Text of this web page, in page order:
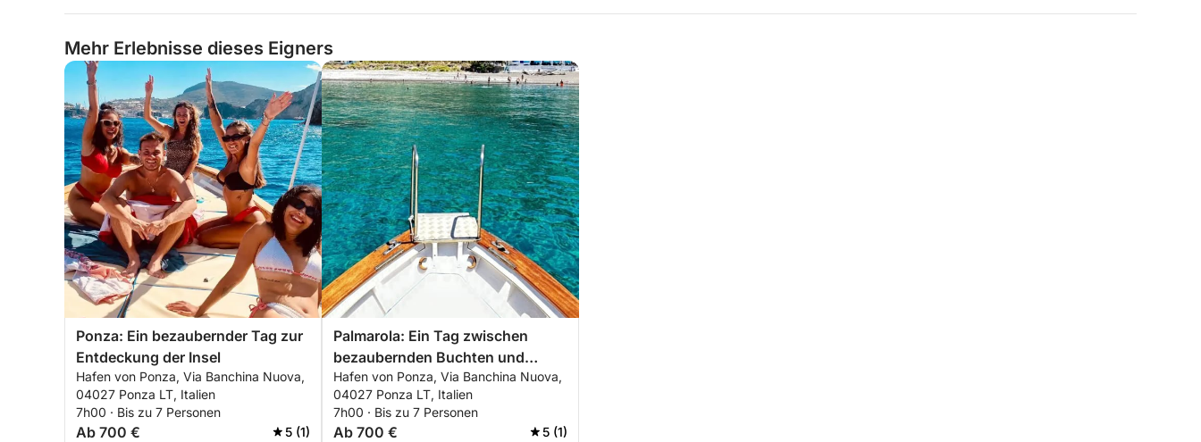
Mehr Erlebnisse dieses Eigners
Ponza: Ein bezaubernder Tag zur
Entdeckung der Insel
Hafen von Ponza, Via Banchina Nuova,
04027 Ponza LT, Italien
7h00 · Bis zu 7 Personen
Ab 700 € 5 (1)
Palmarola: Ein Tag zwischen
bezaubernden Buchten und
majestätischen Faraglioni
Hafen von Ponza, Via Banchina Nuova,
04027 Ponza LT, Italien
7h00 · Bis zu 7 Personen
Ab 700 € 5 (1)